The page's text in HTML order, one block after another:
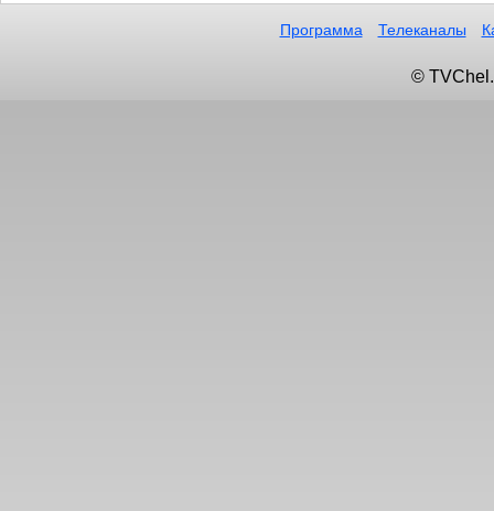
Программа Телеканалы
©